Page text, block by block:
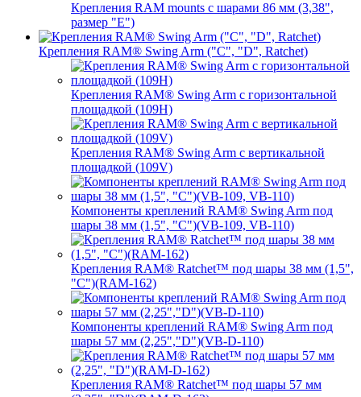
Крепления RAM mounts с шарами 86 мм (3,38",
размер "E")
Крепления RAM® Swing Arm ("C", "D", Ratchet)
Крепления RAM® Swing Arm с горизонтальной
площадкой (109H)
Крепления RAM® Swing Arm с вертикальной
площадкой (109V)
Компоненты креплений RAM® Swing Arm под
шары 38 мм (1,5", "C")(VB-109, VB-110)
Крепления RAM® Ratchet™ под шары 38 мм (1,5",
"C")(RAM-162)
Компоненты креплений RAM® Swing Arm под
шары 57 мм (2,25","D")(VB-D-110)
Крепления RAM® Ratchet™ под шары 57 мм